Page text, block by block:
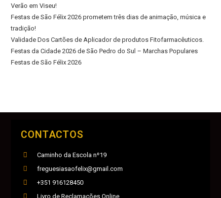
Verão em Viseu!
Festas de São Félix 2026 prometem três dias de animação, música e
tradição!
Validade Dos Cartões de Aplicador de produtos Fitofarmacêuticos.
Festas da Cidade 2026 de São Pedro do Sul – Marchas Populares
Festas de São Félix 2026
CONTACTOS
Caminho da Escola nº19
freguesiasaofelix@gmail.com
+351 916128450
Livro de Reclamações Online